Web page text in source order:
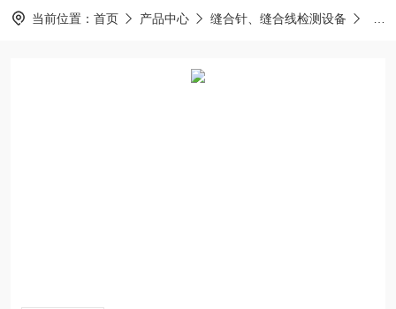
当前位置： 首页 产品中心 缝合针、缝合线检测设备